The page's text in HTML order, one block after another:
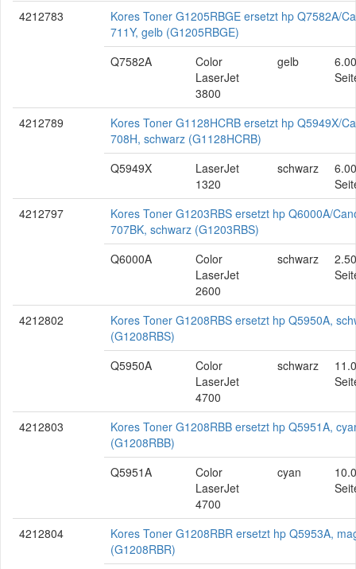
4212783
Kores Toner G1205RBGE ersetzt hp Q7582A/
711Y, gelb (G1205RBGE)
Q7582A
Color
LaserJet
3800
gelb
4212789
Kores Toner G1128HCRB ersetzt hp Q5949X/
708H, schwarz (G1128HCRB)
Q5949X
LaserJet
1320
schwarz
4212797
Kores Toner G1203RBS ersetzt hp Q6000A/
707BK, schwarz (G1203RBS)
Q6000A
Color
LaserJet
2600
schwarz
4212802
Kores Toner G1208RBS ersetzt hp Q5950A,
(G1208RBS)
Q5950A
Color
LaserJet
4700
schwarz
4212803
Kores Toner G1208RBB ersetzt hp Q5951A,
(G1208RBB)
Q5951A
Color
LaserJet
4700
cyan
4212804
Kores Toner G1208RBR ersetzt hp Q5953A,
(G1208RBR)